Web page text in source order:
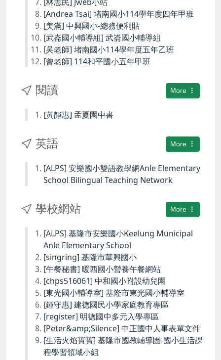
[Andrea Tsai] 堵南國小114學年度四年甲班
[美滿] 中興國小-總務便利貼
[武崙國小輔導組] 武崙國小輔導組
[吳老師] 堵南國小114學年度五年乙班
[曾老師] 114和平國小五年甲班
More
閱讀
[黃靜惠] 孟夏園中書
More
英語
[ALPS] 安樂國小雙語教學網Anle Elementary
School Bilingual Teaching Network
More
學校網站
[ALPS] 基隆市安樂國小Keelung Municipal
Anle Elementary School
[singring] 基隆市華興國小
[午餐秘書] 暖西國小營養午餐網站
[chps516061] 中和國小附設幼兒園
[東光國小輔導室] 基隆市東光國小輔導室
[鍾守惠] 建德國民小學家庭教育專區
[register] 明德國中多元入學專區
[Peter&amp;Silence] 中正國中人事表單文件
[生活火焰寶寶] 基隆市國教輔導團-國小生活課
程學習領域小組